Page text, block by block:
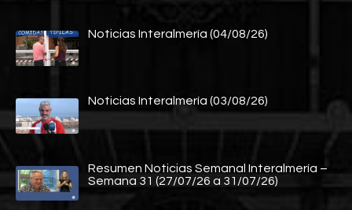
Noticias Interalmería (04/08/26)
Noticias Interalmería (03/08/26)
Resumen Noticias Semanal Interalmería –
Semana 31 (27/07/26 a 31/07/26)